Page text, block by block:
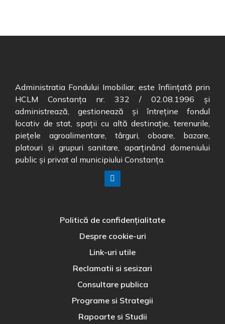
Administratia Fondului Imobiliar, este înființată prin
HCLM Constanța nr. 332 / 02.08.1996 și
administrează, gestionează și întreține fondul
locativ de stat, spații cu altă destinație, terenurile,
piețele agroalimentare, târguri, oboare, bazare,
platouri și grupuri sanitare, aparținând domeniului
public și privat al municipiului Constanța.
Politică de confidențialitate
Despre cookie-uri
Link-uri utile
Reclamatii si sesizari
Consultare publica
Programe si Strategii
Rapoarte si Studii